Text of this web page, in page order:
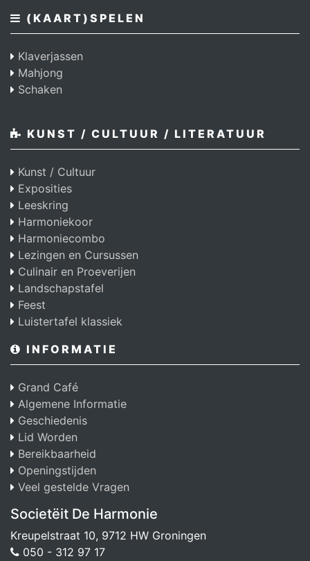
(KAART)SPELEN
Klaverjassen
Mahjong
Schaken
KUNST / CULTUUR / LITERATUUR
Kunst / Cultuur
Exposities
Leeskring
Harmoniekoor
Harmoniecombo
Lezingen en Cursussen
Culinair en Proeverijen
Landschapstafel
Feest
Luistertafel klassiek
INFORMATIE
Grand Café
Algemene Informatie
Geschiedenis
Lid Worden
Bereikbaarheid
Openingstijden
Veel gestelde Vragen
Societëit De Harmonie
Kreupelstraat 10, 9712 HW Groningen
050 - 312 97 17